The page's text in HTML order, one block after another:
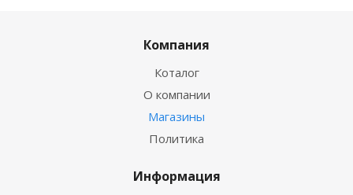
Компания
Коталог
О компании
Магазины
Политика
Информация